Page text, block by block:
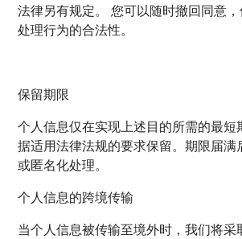
法律另有规定。 您可以随时撤回同意
处理行为的合法性。
保留期限
个人信息仅在实现上述目的所需的最短
据适用法律法规的要求保留。期限届满
或匿名化处理。
个人信息的跨境传输
当个人信息被传输至境外时，我们将采